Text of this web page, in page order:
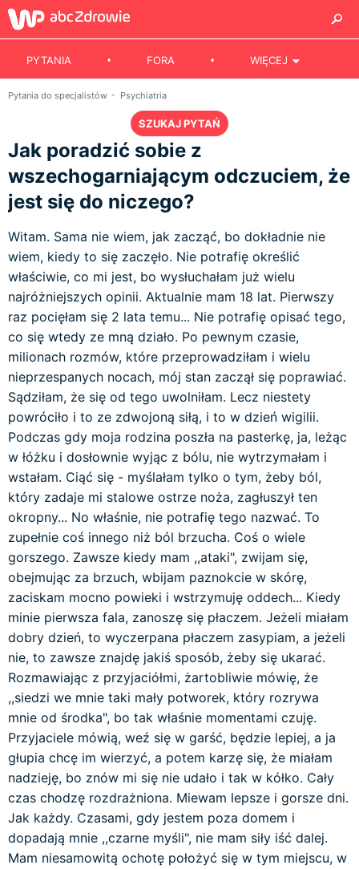
PYTANIA FORA WIĘCEJ
Pytania do specjalistów Psychiatria
SZUKAJ PYTAŃ
Jak poradzić sobie z
wszechogarniającym odczuciem, że
jest się do niczego?
Witam. Sama nie wiem, jak zacząć, bo dokładnie nie
wiem, kiedy to się zaczęło. Nie potrafię określić
właściwie, co mi jest, bo wysłuchałam już wielu
najróżniejszych opinii. Aktualnie mam 18 lat. Pierwszy
raz pocięłam się 2 lata temu... Nie potrafię opisać tego,
co się wtedy ze mną działo. Po pewnym czasie,
milionach rozmów, które przeprowadziłam i wielu
nieprzespanych nocach, mój stan zaczął się poprawiać.
Sądziłam, że się od tego uwolniłam. Lecz niestety
powróciło i to ze zdwojoną siłą, i to w dzień wigilii.
Podczas gdy moja rodzina poszła na pasterkę, ja, leżąc
w łóżku i dosłownie wyjąc z bólu, nie wytrzymałam i
wstałam. Ciąć się - myślałam tylko o tym, żeby ból,
który zadaje mi stalowe ostrze noża, zagłuszył ten
okropny... No właśnie, nie potrafię tego nazwać. To
zupełnie coś innego niż ból brzucha. Coś o wiele
gorszego. Zawsze kiedy mam ,,ataki", zwijam się,
obejmując za brzuch, wbijam paznokcie w skórę,
zaciskam mocno powieki i wstrzymuję oddech... Kiedy
minie pierwsza fala, zanoszę się płaczem. Jeżeli miałam
dobry dzień, to wyczerpana płaczem zasypiam, a jeżeli
nie, to zawsze znajdę jakiś sposób, żeby się ukarać.
Rozmawiając z przyjaciółmi, żartobliwie mówię, że
,,siedzi we mnie taki mały potworek, który rozrywa
mnie od środka", bo tak właśnie momentami czuję.
Przyjaciele mówią, weź się w garść, będzie lepiej, a ja
głupia chcę im wierzyć, a potem karzę się, że miałam
nadzieję, bo znów mi się nie udało i tak w kółko. Cały
czas chodzę rozdrażniona. Miewam lepsze i gorsze dni.
Jak każdy. Czasami, gdy jestem poza domem i
dopadają mnie ,,czarne myśli", nie mam siły iść dalej.
Mam niesamowitą ochotę położyć się w tym miejscu, w